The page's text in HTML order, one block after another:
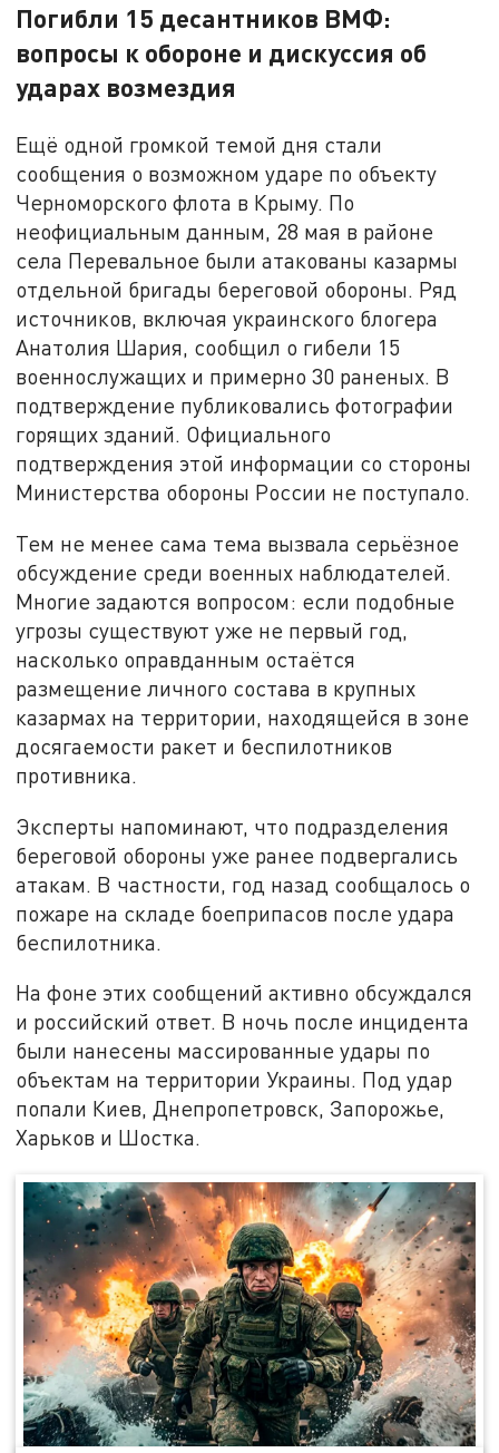
Погибли 15 десантников ВМФ:
вопросы к обороне и дискуссия об
ударах возмездия
Ещё одной громкой темой дня стали
сообщения о возможном ударе по объекту
Черноморского флота в Крыму. По
неофициальным данным, 28 мая в районе
села Перевальное были атакованы казармы
отдельной бригады береговой обороны. Ряд
источников, включая украинского блогера
Анатолия Шария, сообщил о гибели 15
военнослужащих и примерно 30 раненых. В
подтверждение публиковались фотографии
горящих зданий. Официального
подтверждения этой информации со стороны
Министерства обороны России не поступало.
Тем не менее сама тема вызвала серьёзное
обсуждение среди военных наблюдателей.
Многие задаются вопросом: если подобные
угрозы существуют уже не первый год,
насколько оправданным остаётся
размещение личного состава в крупных
казармах на территории, находящейся в зоне
досягаемости ракет и беспилотников
противника.
Эксперты напоминают, что подразделения
береговой обороны уже ранее подвергались
атакам. В частности, год назад сообщалось о
пожаре на складе боеприпасов после удара
беспилотника.
На фоне этих сообщений активно обсуждался
и российский ответ. В ночь после инцидента
были нанесены массированные удары по
объектам на территории Украины. Под удар
попали Киев, Днепропетровск, Запорожье,
Харьков и Шостка.